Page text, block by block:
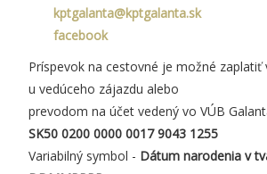
kptgalanta@kptgalanta.sk
facebook
Príspevok na cestovné je možné
u vedúceho zájazdu alebo
prevodom na účet vedený vo VÚB
SK50 0200 0000 0017 9043 1255
Variabilný symbol - Dátum narodenia v